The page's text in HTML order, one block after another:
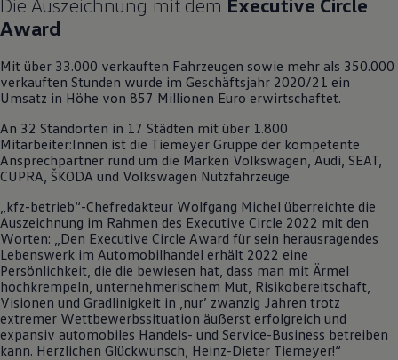
Motorenöl und Flüssigkeiten
Economy Service
Volkswagen Teile
Zubehör
Schutz und Pflege
Transport
Entertainment und Elektronik
Individualisieren
Wallbox und Ladekabel
Digitale Extras
Dienste für Ihr Modell finden
Volkswagen Apps, Login und Shop
Handy und Fahrzeug verbinden
Updates für Software, Karten und Radio
Über Ihr Auto
Vorgängermodelle
Kundeninformationen
Volkswagen Kundenbetreuung
Warn- und Kontrollleuchten
Award
Mit über 33.000 verkauften Fahrzeugen sowie mehr als 350.000
verkauften Stunden wurde im Geschäftsjahr 2020/21 ein
Umsatz in Höhe von 857 Millionen Euro erwirtschaftet.
An 32 Standorten in 17 Städten mit über 1.800
Mitarbeiter:Innen ist die Tiemeyer Gruppe der kompetente
Ansprechpartner rund um die Marken Volkswagen , Audi, SEAT,
CUPRA, ŠKODA und Volkswagen Nutzfahrzeuge.
„kfz-betrieb“-Chefredakteur Wolfgang Michel überreichte die
Auszeichnung im Rahmen des Executive Circle 2022 mit den
Worten: „Den Executive Circle Award für sein herausragendes
Lebenswerk im Automobilhandel erhält 2022 eine
Persönlichkeit, die die bewiesen hat, dass man mit Ärmel
hochkrempeln, unternehmerischem Mut, Risikobereitschaft,
Visionen und Gradlinigkeit in ‚nur’ zwanzig Jahren trotz
extremer Wettbewerbssituation äußerst erfolgreich und
expansiv automobiles Handels- und Service-Business betreiben
kann. Herzlichen Glückwunsch, Heinz-Dieter Tiemeyer!“